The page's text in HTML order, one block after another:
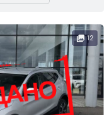
collections12